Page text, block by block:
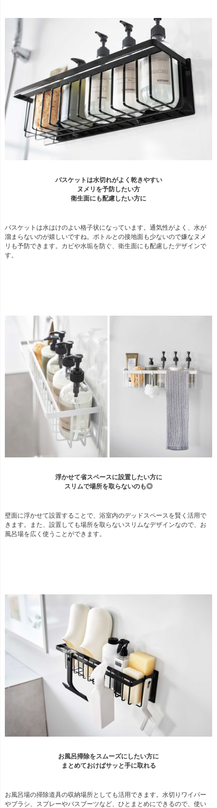
バスケットは水切れがよく乾きやすい
ヌメリを予防したい方
衛生面にも配慮したい方に
バスケットは水はけのよい格子状になっています。通気性がよく、水が
溜まらないのが嬉しいですね。ボトルとの接地面も少ないので嫌なヌメ
リも予防できます。カビや水垢を防ぐ、衛生面にも配慮したデザインで
す。
浮かせて省スペースに設置したい方に
スリムで場所を取らないのも◎
壁面に浮かせて設置することで、浴室内のデッドスペースを賢く活用で
きます。また、設置しても場所を取らないスリムなデザインなので、お
風呂場を広く使うことができます。
お風呂掃除をスムーズにしたい方に
まとめておけばサッと手に取れる
お風呂場の掃除道具の収納場所としても活用できます。水切りワイパー
やブラシ、スプレーやバスブーツなど、ひとまとめにできるので、使い